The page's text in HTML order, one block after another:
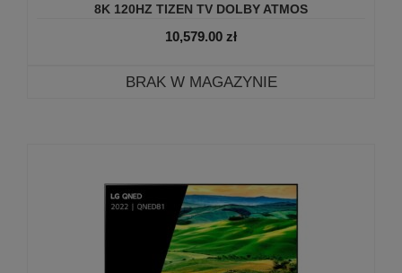
8K 120HZ TIZEN TV DOLBY ATMOS
10,579.00 zł
BRAK W MAGAZYNIE